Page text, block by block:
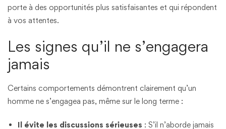
porte à des opportunités plus satisfaisantes et qui répondent
à vos attentes.
Les signes qu’il ne s’engagera
jamais
Certains comportements démontrent clairement qu’un
homme ne s’engagea pas, même sur le long terme :
Il évite les discussions sérieuses : S’il n’aborde jamais